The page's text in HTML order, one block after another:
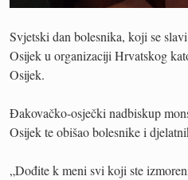
Svjetski dan bolesnika, koji se
Osijek u organizaciji Hrvatskog
Osijek.
Đakovačko-osječki nadbiskup
Osijek te obišao bolesnike i
„Dođite k meni svi koji ste